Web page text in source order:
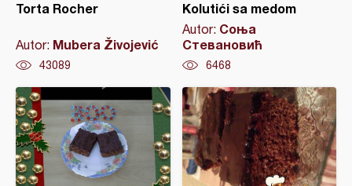
Torta Rocher
Autor: Mubera Živojević
43089
Kolutići sa medom
Autor: Соња
Стевановић
6468